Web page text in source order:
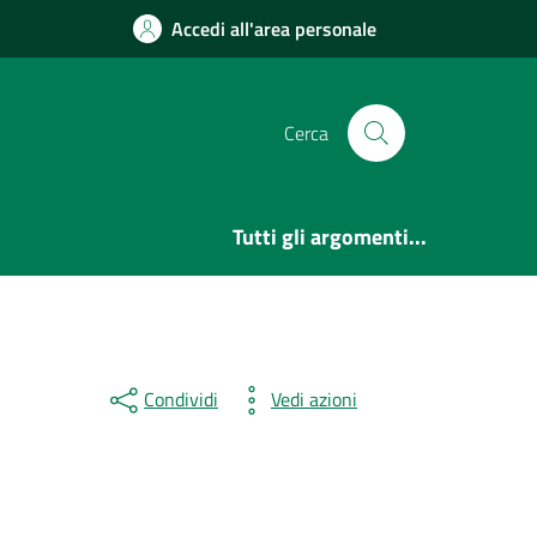
Accedi all'area personale
Cerca
Tutti gli argomenti...
Condividi Vedi azioni